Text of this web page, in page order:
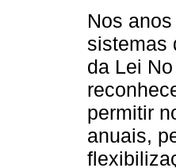
Nos
sistemas
da Lei
permitir
anuais,